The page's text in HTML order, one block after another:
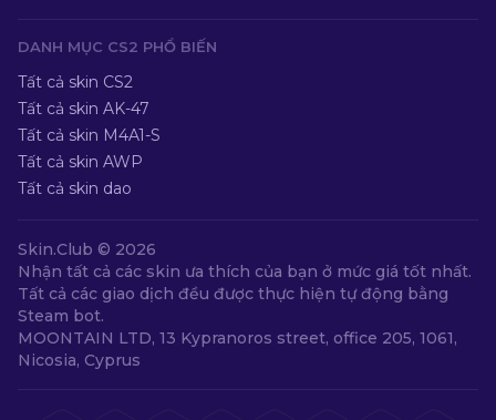
DANH MỤC CS2 PHỔ BIẾN
Tất cả skin CS2
Tất cả skin AK-47
Tất cả skin M4A1-S
Tất cả skin AWP
Tất cả skin dao
Skin.Club © 2026
Nhận tất cả các skin ưa thích của bạn ở mức giá tốt nhất.
Tất cả các giao dịch đều được thực hiện tự động bằng
Steam bot.
MOONTAIN LTD, 13 Kypranoros street, office 205, 1061,
Nicosia, Cyprus